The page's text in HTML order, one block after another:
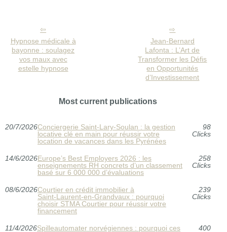
Hypnose médicale à
bayonne : soulagez
vos maux avec
estelle hypnose
Jean-Bernard
Lafonta : L’Art de
Transformer les Défis
en Opportunités
d’Investissement
Most current publications
20/7/2026Conciergerie Saint‑Lary‑Soulan : la gestion
locative clé en main pour réussir votre
location de vacances dans les Pyrénées
98
Clicks
14/6/2026Europe’s Best Employers 2026 : les
enseignements RH concrets d’un classement
basé sur 6 000 000 d’évaluations
258
Clicks
08/6/2026Courtier en crédit immobilier à
Saint‑Laurent‑en‑Grandvaux : pourquoi
choisir STMA Courtier pour réussir votre
financement
239
Clicks
11/4/2026Spilleautomater norvégiennes : pourquoi ces
400